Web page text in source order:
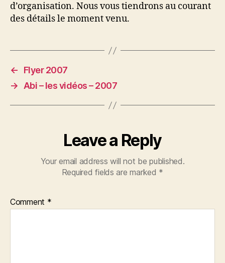
d’organisation. Nous vous tiendrons au courant
des détails le moment venu.
←
Flyer 2007
→
Abi – les vidéos – 2007
Leave a Reply
Your email address will not be published.
Required fields are marked *
Comment *